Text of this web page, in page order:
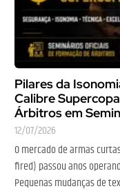
Pilares da
Calibre
Árbitros em
12/07/2026
O mercado de armas
fired) passou anos
Pequenas mudanças de